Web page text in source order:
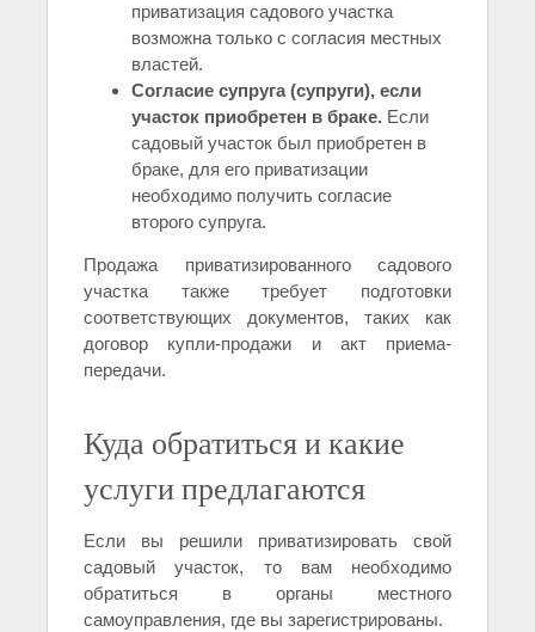
приватизация садового участка
возможна только с согласия местных
властей.
Согласие супруга (супруги), если
участок приобретен в браке. Если
садовый участок был приобретен в
браке, для его приватизации
необходимо получить согласие
второго супруга.
Продажа приватизированного садового
участка также требует подготовки
соответствующих документов, таких как
договор купли-продажи и акт приема-
передачи.
Куда обратиться и какие
услуги предлагаются
Если вы решили приватизировать свой
садовый участок, то вам необходимо
обратиться в органы местного
самоуправления, где вы зарегистрированы.